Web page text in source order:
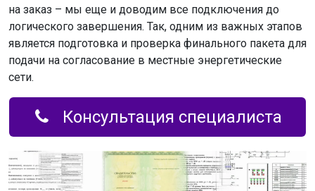
на заказ – мы еще и доводим все подключения до
логического завершения. Так, одним из важных этапов
является подготовка и проверка финального пакета для
подачи на согласование в местные энергетические
сети.
Консультация специалиста